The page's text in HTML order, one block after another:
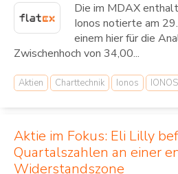
Die im MDAX
Ionos notierte am
einem hier für die
Zwischenhoch von 34,00...
Aktien Charttechnik Ionos
Aktie im Fokus: Eli Lilly
Quartalszahlen an einer
Widerstandszone